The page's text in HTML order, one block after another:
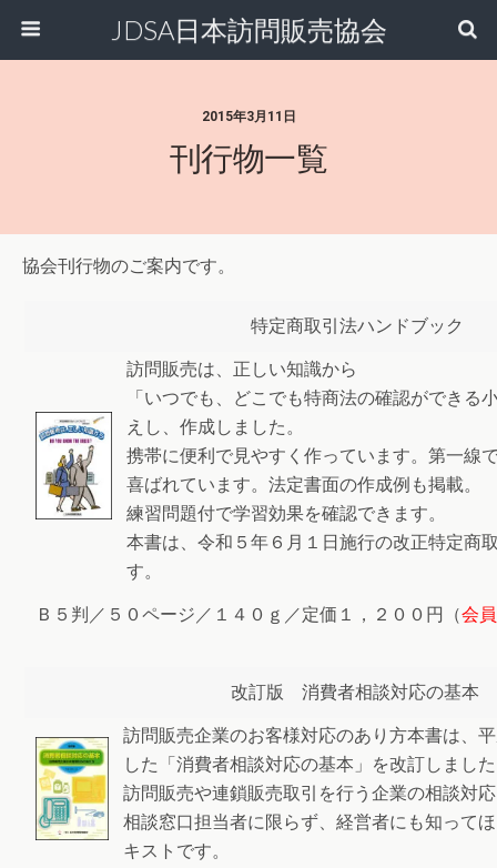
JDSA日本訪問販売協会
2015年3月11日
刊行物一覧
協会刊行物のご案内です。
特定商取引法ハンドブック
訪問販売は、正しい知識から
「いつでも、どこでも特商法の確認ができる
えし、作成しました。
携帯に便利で見やすく作っています。第一線
喜ばれています。法定書面の作成例も掲載。
練習問題付で学習効果を確認できます。
本書は、令和５年６月１日施行の改正特定商
す。
Ｂ５判／５０ページ／１４０ｇ／定価１，２００円（会
改訂版 消費者相談対応の基本
訪問販売企業のお客様対応のあり方本書は、
した「消費者相談対応の基本」を改訂しまし
訪問販売や連鎖販売取引を行う企業の相談対
相談窓口担当者に限らず、経営者にも知って
キストです。